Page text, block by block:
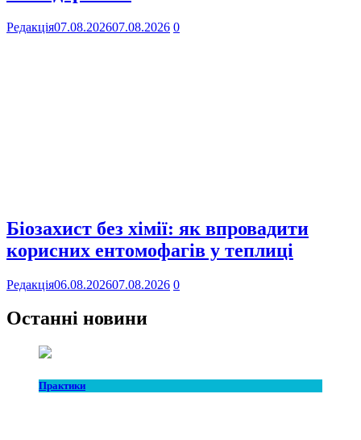
Редакція07.08.202607.08.2026 0
Біозахист без хімії: як впровадити
корисних ентомофагів у теплиці
Редакція06.08.202607.08.2026 0
Останні новини
Практики